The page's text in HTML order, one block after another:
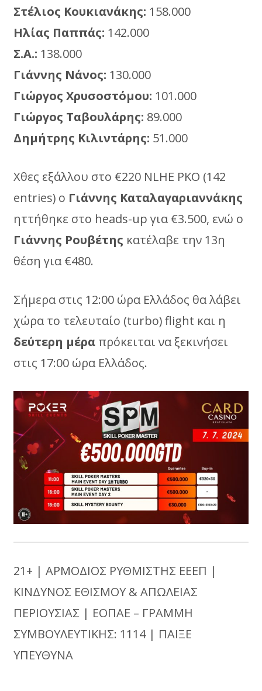
Στέλιος Κουκιανάκης: 158.000
Ηλίας Παππάς: 142.000
Σ.Α.: 138.000
Γιάννης Νάνος: 130.000
Γιώργος Χρυσοστόμου: 101.000
Γιώργος Ταβουλάρης: 89.000
Δημήτρης Κιλιντάρης: 51.000
Χθες εξάλλου στο €220 NLHE PKO (142
entries) ο Γιάννης Καταλαγαριαννάκης
ηττήθηκε στο heads-up για €3.500, ενώ ο
Γιάννης Ρουβέτης κατέλαβε την 13η
θέση για €480.
Σήμερα στις 12:00 ώρα Ελλάδος θα λάβει
χώρα το τελευταίο (turbo) flight και η
δεύτερη μέραπρόκειται να ξεκινήσει
στις 17:00 ώρα Ελλάδος.
21+ | ΑΡΜΟΔΙΟΣ ΡΥΘΜΙΣΤΗΣ ΕΕΕΠ |
ΚΙΝΔΥΝΟΣ ΕΘΙΣΜΟΥ & ΑΠΩΛΕΙΑΣ
ΠΕΡΙΟΥΣΙΑΣ | ΕΟΠΑΕ – ΓΡΑΜΜΗ
ΣΥΜΒΟΥΛΕΥΤΙΚΗΣ: 1114 | ΠΑΙΞΕ
ΥΠΕΥΘΥΝΑ